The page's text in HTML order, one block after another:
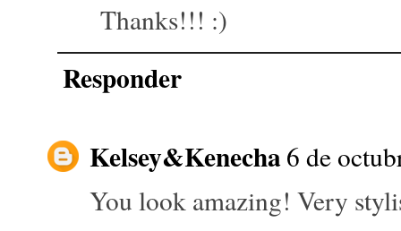
Thanks!!! :)
Responder
Kelsey&Kenecha6 de
You look amazing! Very